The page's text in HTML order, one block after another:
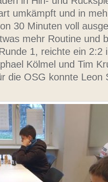
umkämpft und in
30 Minuten voll
mehr Routine und
1, reichte ein 2:2
Kölmel und Tim
die OSG konnte Leon